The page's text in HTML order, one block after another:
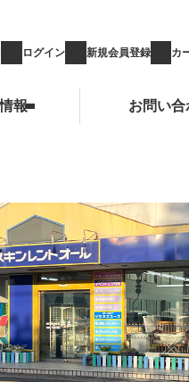
ログイン 新規会員登録 カ
報 お問い合